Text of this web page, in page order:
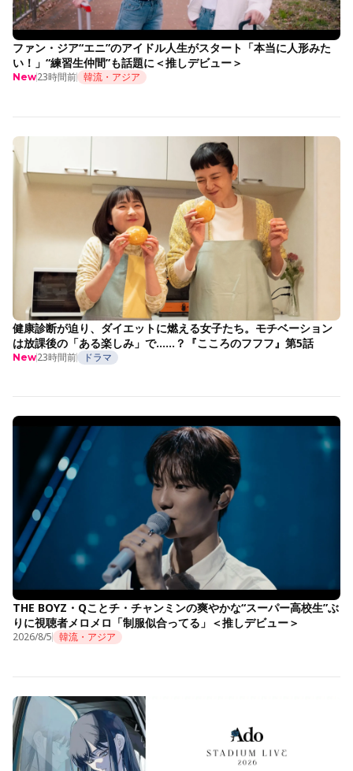
ファン・ジア“エニ”のアイドル人生がスタート「本当に人形みた
い！」“練習生仲間”も話題に＜推しデビュー＞
New23時間前 韓流・アジア
健康診断が迫り、ダイエットに燃える女子たち。モチベーション
は放課後の「ある楽しみ」で……？『こころのフフフ』第5話
New23時間前 ドラマ
THE BOYZ・Qことチ・チャンミンの爽やかな“スーパー高校生”ぶ
りに視聴者メロメロ「制服似合ってる」＜推しデビュー＞
2026/8/5 韓流・アジア